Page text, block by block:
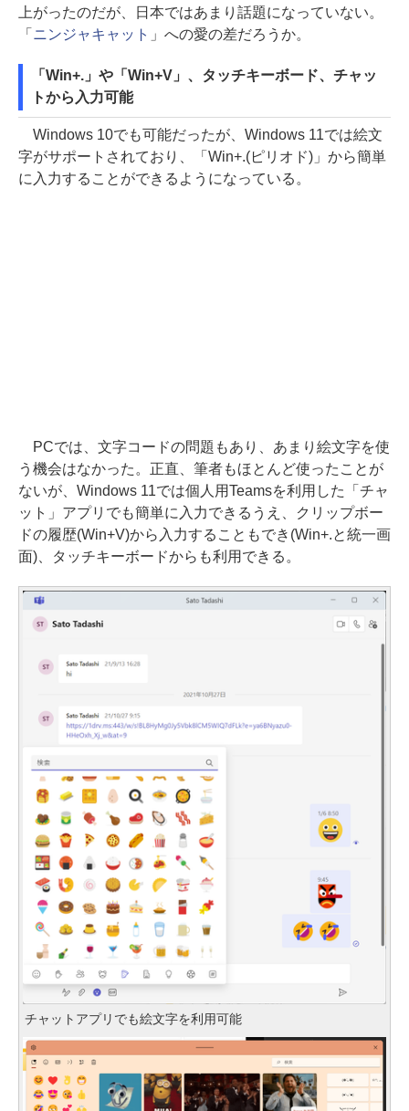
上がったのだが、日本ではあまり話題になっていない。
「 ニンジャキャット 」への愛の差だろうか。
「Win+.」や「Win+V」、タッチキーボード、チャッ
トから入力可能
Windows 10でも可能だったが、Windows 11では絵文
字がサポートされており、「Win+.(ピリオド)」から簡単
に入力することができるようになっている。
PCでは、文字コードの問題もあり、あまり絵文字を使
う機会はなかった。正直、筆者もほとんど使ったことが
ないが、Windows 11では個人用Teamsを利用した「チャ
ット」アプリでも簡単に入力できるうえ、クリップボー
ドの履歴(Win+V)から入力することもでき(Win+.と統一画
面)、タッチキーボードからも利用できる。
チャットアプリでも絵文字を利用可能